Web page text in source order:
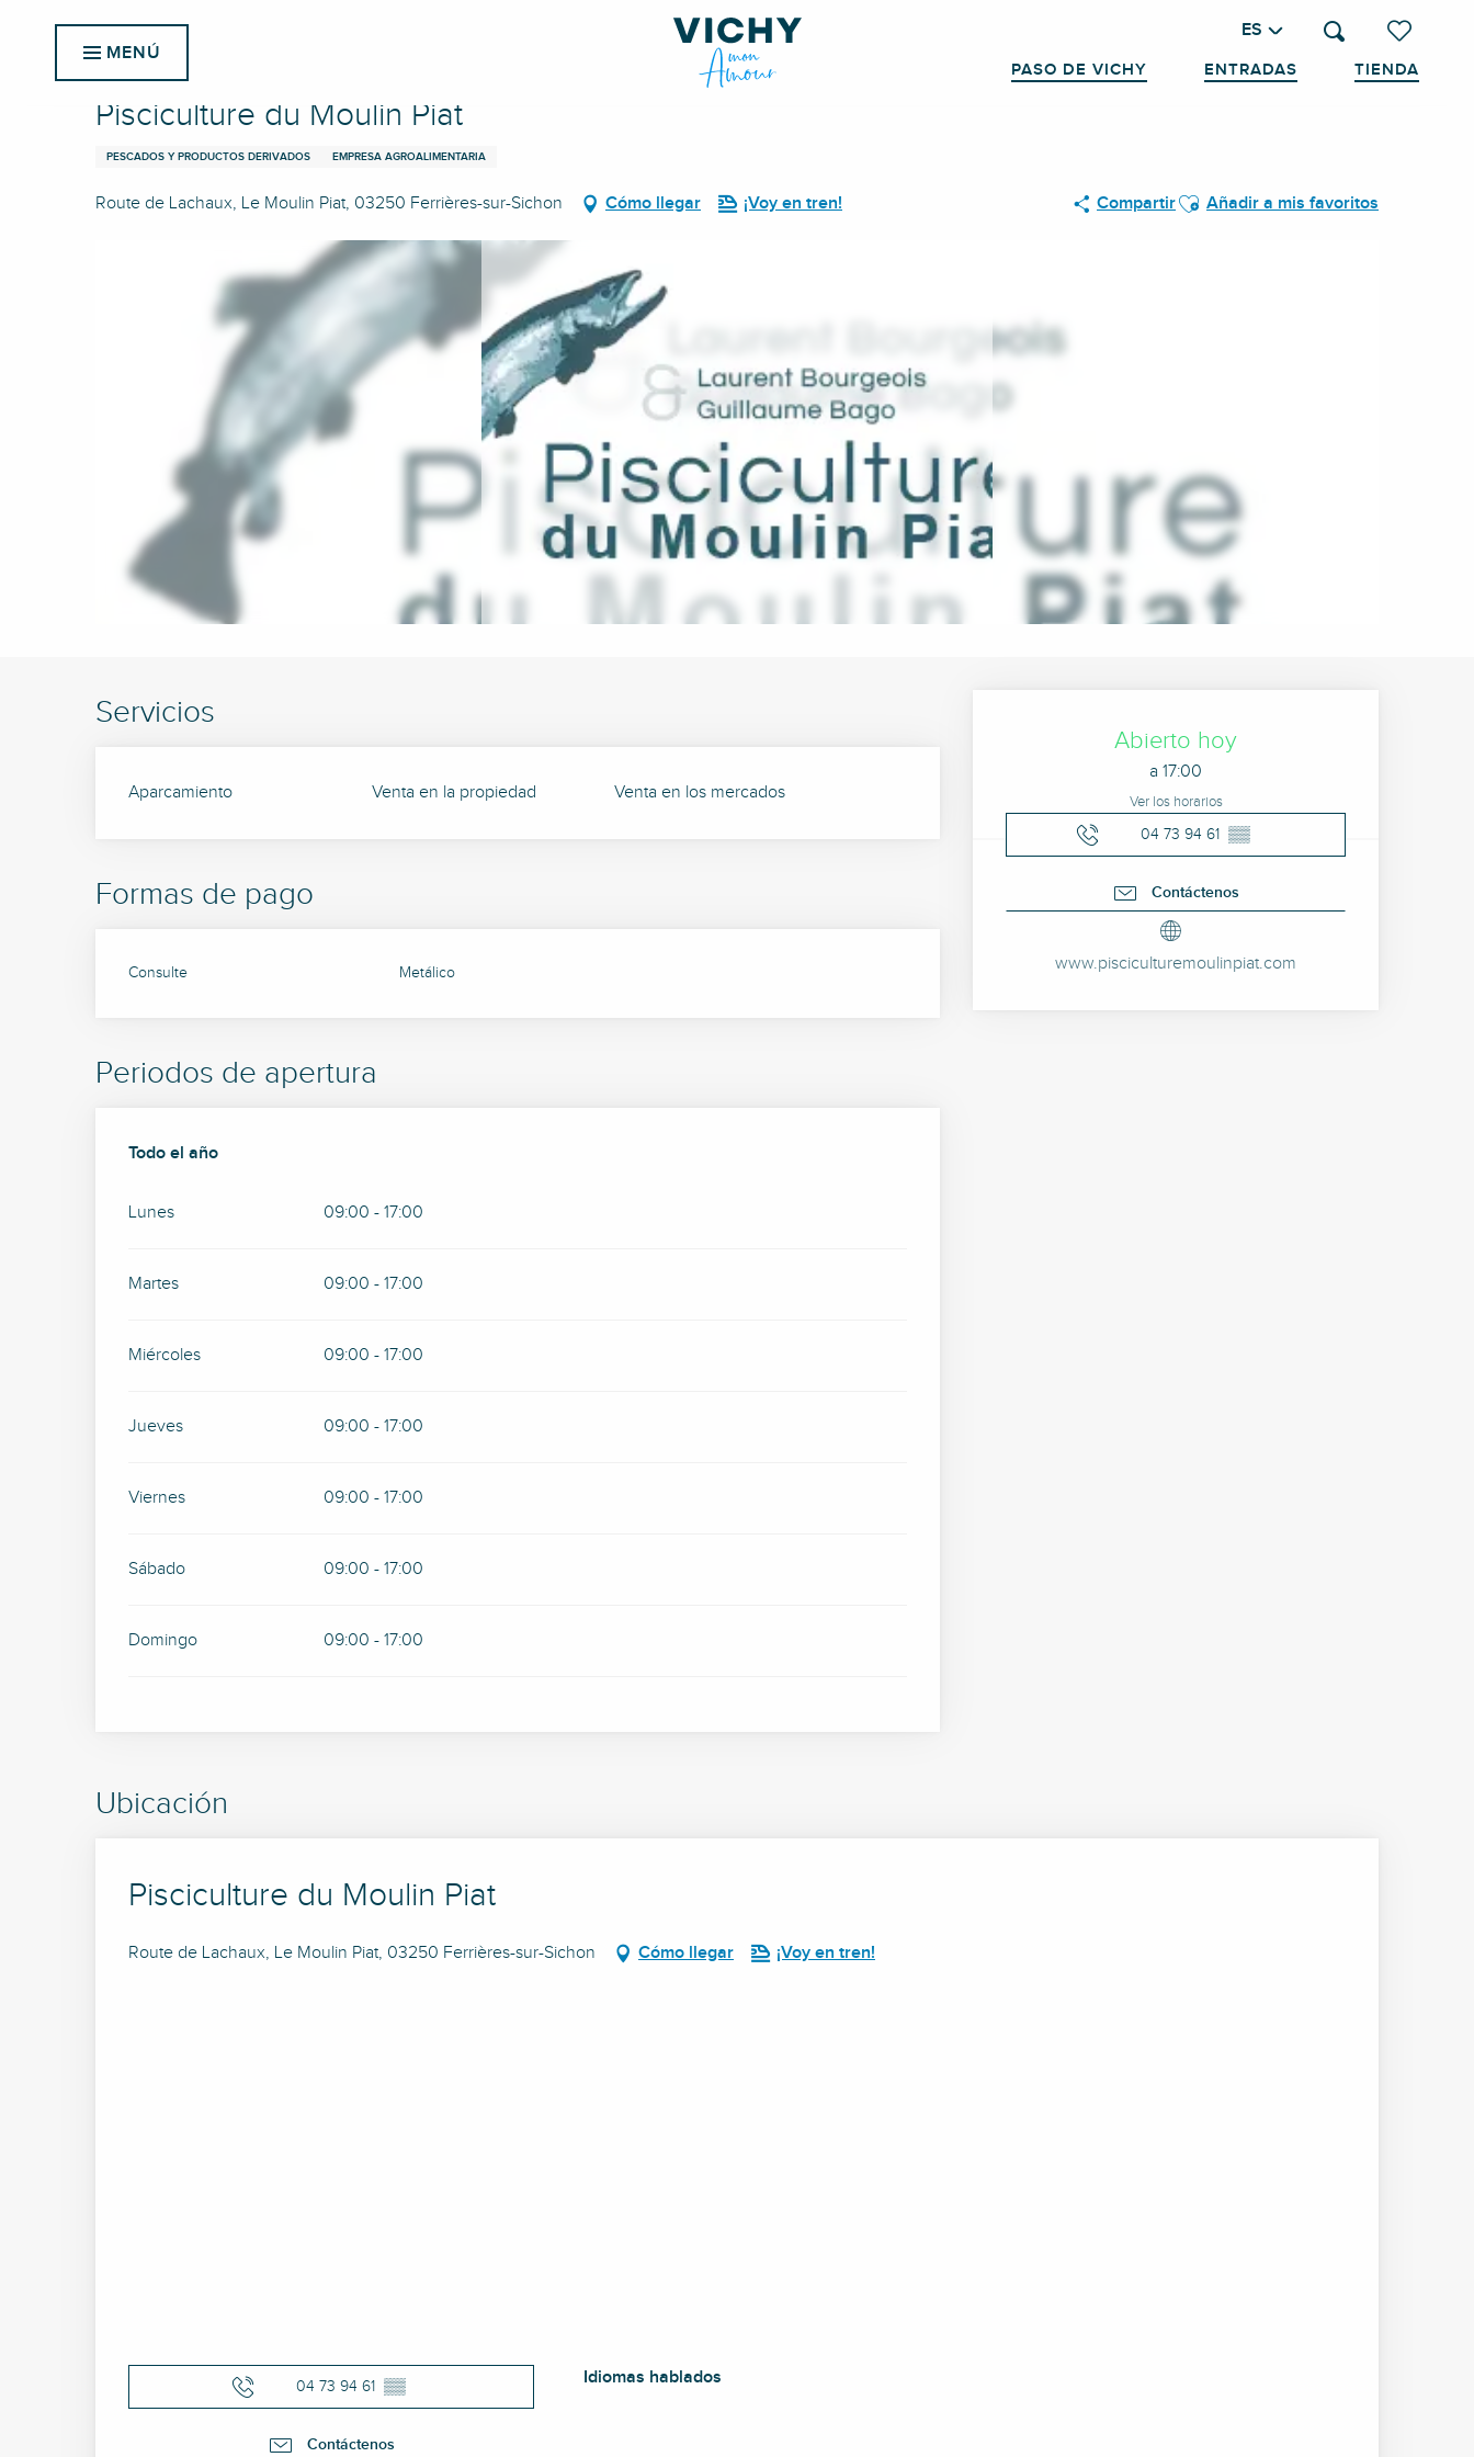
Voir les
Buscar
ES
PASO DE VICHY ENTRADAS TIENDA
MENÚ
Inicio Pisciculture du Moulin Piat
Pisciculture du Moulin Piat
PESCADOS Y PRODUCTOS DERIVADOS EMPRESA AGROALIMENTARIA
Route de Lachaux, Le Moulin Piat, 03250 Ferrières-sur-Sichon Cómo llegar ¡Voy en tren! CompartirAjouter aux favoris
Añadir a mis favoritos
Horarios y datos de
Abierto hoy
a 17:00
Ver los horarios
04 73 94 61 ▒▒
Contáctenos
www.pisciculturemoulinpiat.com
Servicios
Aparcamiento Venta en la propiedad Venta en los mercados
Formas de pago
Consulte Metálico
Periodos de apertura
Todo el año
Todo el año
Lunes 09:00 - 17:00
Martes 09:00 - 17:00
Miércoles 09:00 - 17:00
Jueves 09:00 - 17:00
Viernes 09:00 - 17:00
Sábado 09:00 - 17:00
Domingo 09:00 - 17:00
Ubicación
Pisciculture du Moulin Piat
Route de Lachaux, Le Moulin Piat, 03250 Ferrières-sur-Sichon Cómo llegar ¡Voy en tren!
04 73 94 61 ▒▒
Contáctenos
Idiomas hablados
Idiomas hablados